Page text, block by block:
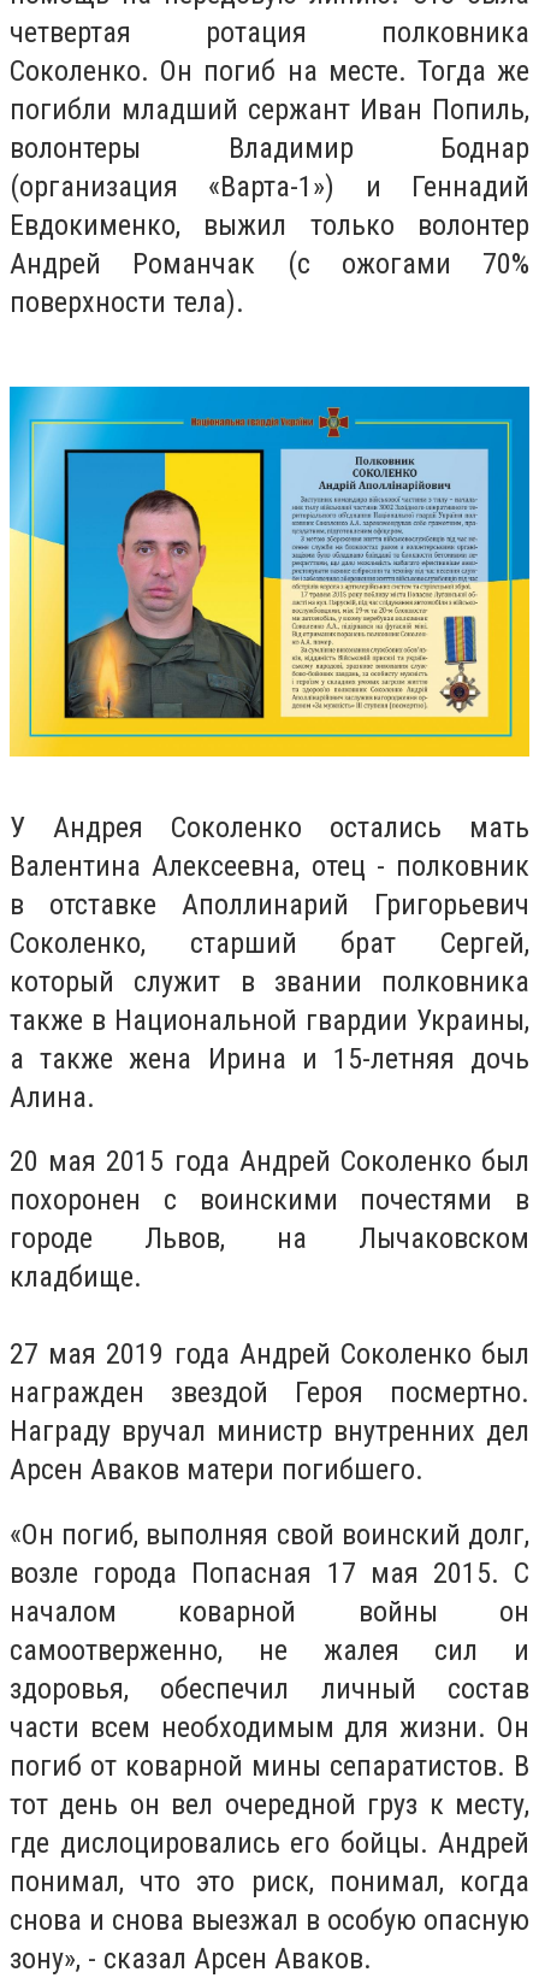
четвертая ротация полковника
Соколенко. Он погиб на месте. Тогда же
погибли младший сержант Иван Попиль,
волонтеры Владимир Боднар
(организация «Варта-1») и Геннадий
Евдокименко, выжил только волонтер
Андрей Романчак (с ожогами 70%
поверхности тела).
У Андрея Соколенко остались мать
Валентина Алексеевна, отец - полковник
в отставке Аполлинарий Григорьевич
Соколенко, старший брат Сергей,
который служит в звании полковника
также в Национальной гвардии Украины,
а также жена Ирина и 15-летняя дочь
Алина.
20 мая 2015 года Андрей Соколенко был
похоронен с воинскими почестями в
городе Львов, на Лычаковском
кладбище.
27 мая 2019 года Андрей Соколенко был
награжден звездой Героя посмертно.
Награду вручал министр внутренних дел
Арсен Аваков матери погибшего.
«Он погиб, выполняя свой воинский долг,
возле города Попасная 17 мая 2015. С
началом коварной войны он
самоотверженно, не жалея сил и
здоровья, обеспечил личный состав
части всем необходимым для жизни. Он
погиб от коварной мины сепаратистов. В
тот день он вел очередной груз к месту,
где дислоцировались его бойцы. Андрей
понимал, что это риск, понимал, когда
снова и снова выезжал в особую опасную
зону», - сказал Арсен Аваков.